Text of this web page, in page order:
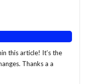
this article! It’s the
Thanks a a